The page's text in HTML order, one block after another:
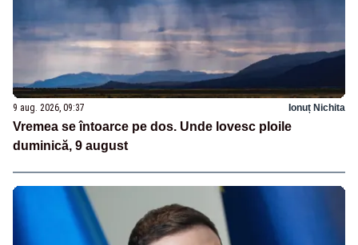
9 aug. 2026, 09:37 Ionuț Nichita
Vremea se întoarce pe dos. Unde lovesc ploile
duminică, 9 august